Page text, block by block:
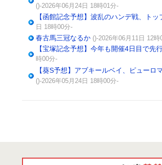
()-2026年06月24日 18時01分-
【函館記念予想】波乱のハンデ戦、ト
日 18時00分-
春古馬三冠なるか ()-2026年06月11日 12時
【宝塚記念予想】今年も開催4日目で
時00分-
【葵S予想】アブキールベイ、ピュー
()-2026年05月24日 18時00分-